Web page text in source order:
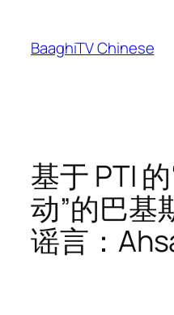
content
BaaghiTV Chinese
基于 PTI
动”的巴基
谣言：